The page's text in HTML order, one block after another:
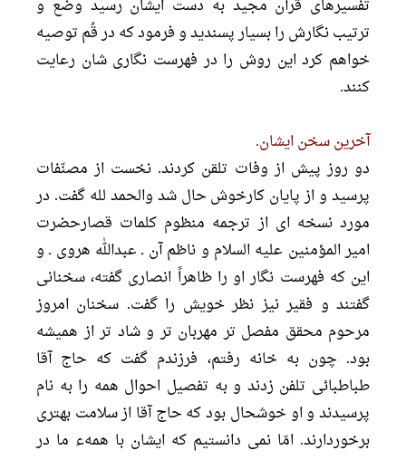
تفسيرهاى قرآن مجيد به دست ايشان رسيد وضع و
ترتيب نگارش را بسيار پسنديد و فرمود كه در قُم توصيه
خواهم كرد اين روش را در فهرست نگارى شان رعايت
كنند.
آخرين سخن ايشان.
دو روز پيش از وفات تلقن كردند. نخست از مصنّفات
پرسيد و از پايان كارخوش حال شد والحمد لله گفت. در
مورد نسخه اى از ترجمه منظوم كلمات قصارحضرت
امير المؤمنين عليه السلام و ناظم آن ـ عبدالله هروى ـ و
اين كه فهرست نگار او را ظاهراً انصارى گفته، سخنانى
گفتند و فقير نيز نظر خويش را گفت. سخنان امروز
مرحوم محقق مفصل تر مهربان تر و شاد تر از هميشه
بود. چون به خانه رفتم، فرزندم گفت كه حاج آقا
طباطبائى تلفن زدند و به تفصيل احوال همه را به نام
پرسيدند و او خوشحال بود كه حاج آقا از سلامت بهترى
برخوردارند. امّا نمی دانستیم که ایشان با همهء ما در